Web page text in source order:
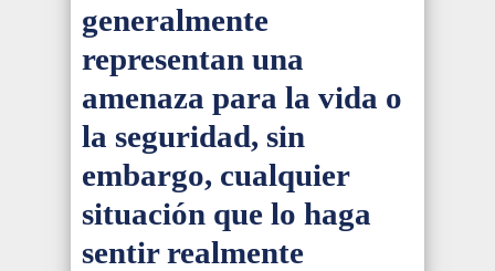
generalmente
representan una
amenaza para la vida o
la seguridad, sin
embargo, cualquier
situación que lo haga
sentir realmente